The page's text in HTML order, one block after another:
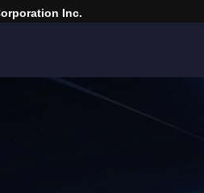
Inc.